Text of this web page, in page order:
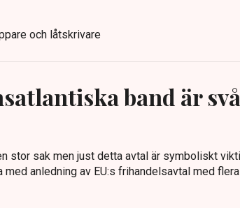
och låtskrivare
band är
stor sak men just detta avtal är symboliskt
anledning av EU:s frihandelsavtal med